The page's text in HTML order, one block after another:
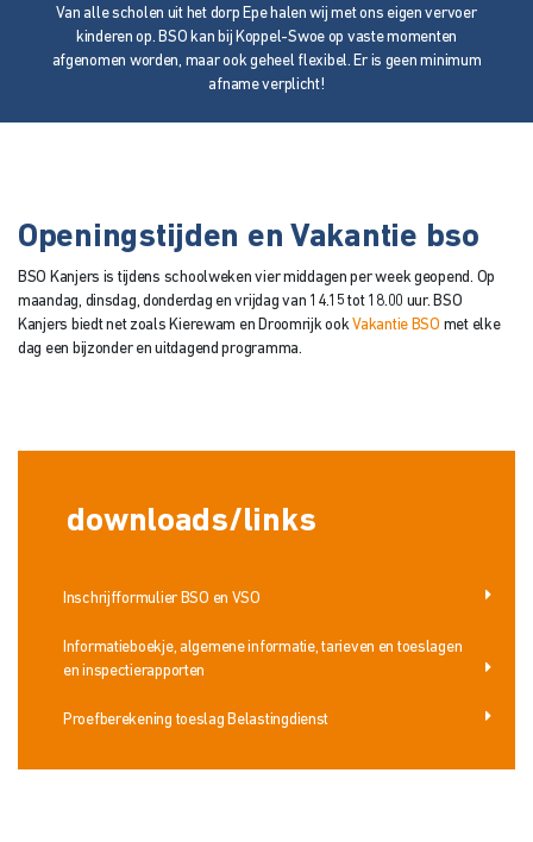
Van alle scholen uit het dorp Epe halen wij met ons eigen vervoer
kinderen op. BSO kan bij Koppel-Swoe op vaste momenten
afgenomen worden, maar ook geheel flexibel. Er is geen minimum
afname verplicht!
Openingstijden en Vakantie bso
BSO Kanjers is tijdens schoolweken vier middagen per week geopend. Op
maandag, dinsdag, donderdag en vrijdag van 14.15 tot 18.00 uur. BSO
Kanjers biedt net zoals Kierewam en Droomrijk ookVakantie BSO met elke
dag een bijzonder en uitdagend programma.
downloads/links
Inschrijfformulier BSO en VSO
Informatieboekje, algemene informatie, tarieven en toeslagen
en inspectierapporten
Proefberekening toeslag Belastingdienst